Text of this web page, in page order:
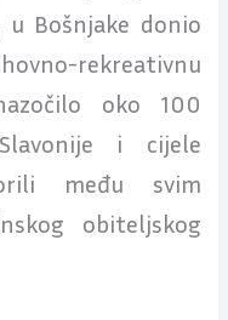
u Bošnjake donio
rekreativnu
oko 100
i cijele
među svim
obiteljskog